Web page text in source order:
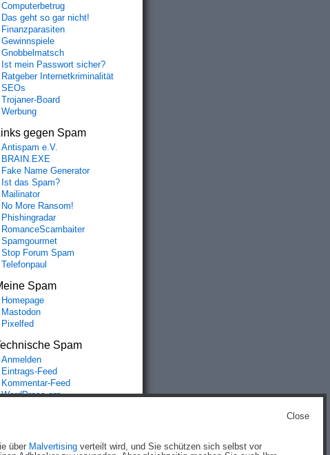
Computerbetrug
Das geht so gar nicht!
Finanzparasiten
Gewinnspiele
Gnobbelmatsch
Ist mein Passwort sicher?
Ratgeber Internetkriminalität
SEOs
Trojaner-Board
Werbung
gegen Spam
Antispam e.V.
BRAIN.EXE
Fake Name Generator
Ist das Spam?
Mailinator
No More Ransom!
Phishingradar
RomanceScambaiter
Spamgourmet
Stop Forum Spam
Telefonpaul
Spam
Homepage
Mastodon
Pixelfed
Spam
Anmelden
Eintrags-Feed
Kommentar-Feed
WordPress.org
Close
über Malvertising verteilt wird, und Sie schützen sich selbst vor